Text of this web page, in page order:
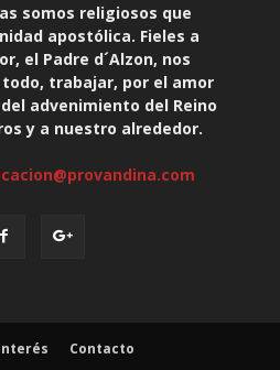
somos religiosos que
apostólica. Fieles a
el Padre d´Alzon, nos
trabajar, por el amor
advenimiento del Reino
y a nuestro alrededor.
Contacto